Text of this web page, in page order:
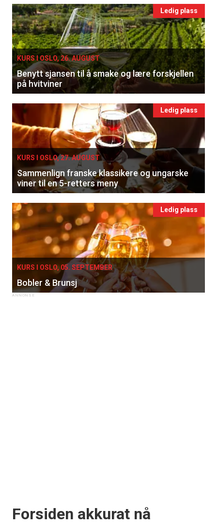
Ledig plass
KURS I OSLO, 26. AUGUST
Benytt sjansen til å smake og lære forskjellen
på hvitviner
Ledig plass
KURS I OSLO, 27. AUGUST
Sammenlign franske klassikere og ungarske
viner til en 5-retters meny
Ledig plass
KURS I OSLO, 05. SEPTEMBER
Bobler & Brunsj
Forsiden akkurat nå